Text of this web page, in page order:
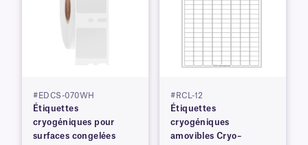
#EDCS-070WH
Étiquettes
cryogéniques pour
surfaces congelées
#RCL-12
Étiquettes
cryogéniques
amovibles Cryo–